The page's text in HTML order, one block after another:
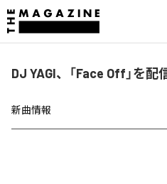
DJ YAGI、「Face Off」を配
新曲情報